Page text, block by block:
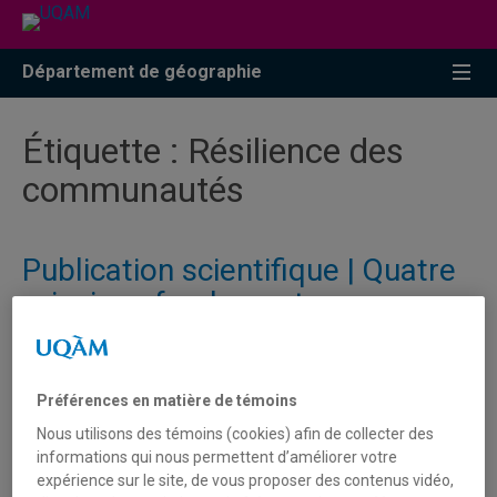
Accéder
recherche
Accéder
menu
pricipal
Accéder
zone
Département de géographie
Étiquette : Résilience des
communautés
Publication scientifique | Quatre
principes fondamentaux pour
concilier les conditions
socioculturelles et la réduction
des risques de catastrophe en
vue d'assurer la résilience des
communautés
Préférences en matière de témoins
Nous utilisons des témoins (cookies) afin de collecter des
informations qui nous permettent d’améliorer votre
expérience sur le site, de vous proposer des contenus vidéo,